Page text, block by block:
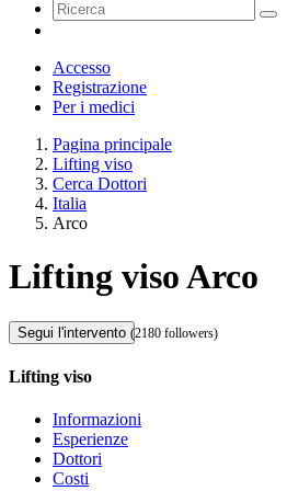
Accesso
Registrazione
Per i medici
Pagina principale
Lifting viso
Cerca Dottori
Italia
Arco
Lifting viso Arco
Segui l'intervento (2180 followers)
Lifting viso
Informazioni
Esperienze
Dottori
Costi